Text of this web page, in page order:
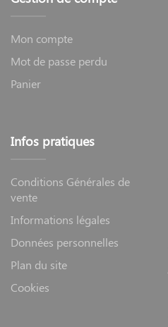
Mon compte
Mot de passe perdu
Panier
Infos pratiques
Conditions Générales de
vente
Informations légales
Données personnelles
Plan du site
Cookies